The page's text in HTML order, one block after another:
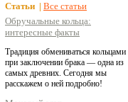
Статьи | Все статьи
Обручальные кольца:
интересные факты
Традиция обмениваться кольцами
при заключении брака — одна из
самых древних. Сегодня мы
расскажем о ней подробно!